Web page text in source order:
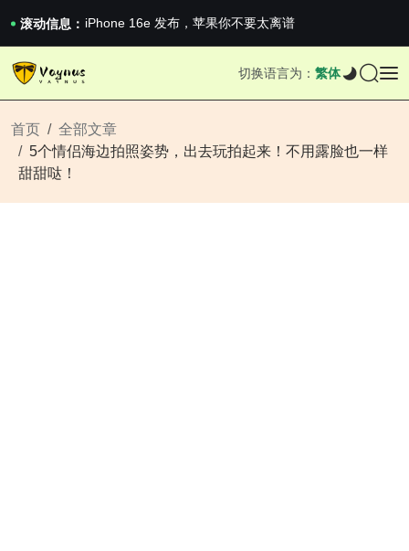
滚动信息： 2026澳网男单收官：全满贯对上全满亚，德约...
《巅峰守卫 Highguard》正式上线，官...
iPhone 16e 发布，苹果你不要太离谱
iPhone 16e 发布，苹果你不要太离谱
切换语言为： 繁体
首页
全部文章
5个情侣海边拍照姿势，出去玩拍起来！不用露脸也一样
甜甜哒！